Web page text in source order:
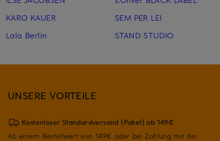
KARO KAUER
Lala Berlin
SEM PER LEI
STAND STUDIO
UNSERE VORTEILE
Kostenloser Standardversand (Paket) ab 149€
Ab einem Bestellwert von 149€ oder bei Zahlung mit der